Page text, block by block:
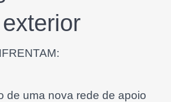
uma nova rede de apoio